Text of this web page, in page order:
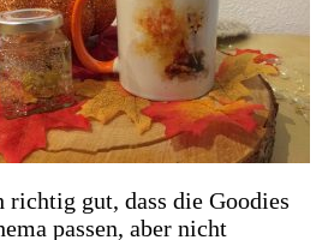
gut, dass die Goodies
passen, aber nicht